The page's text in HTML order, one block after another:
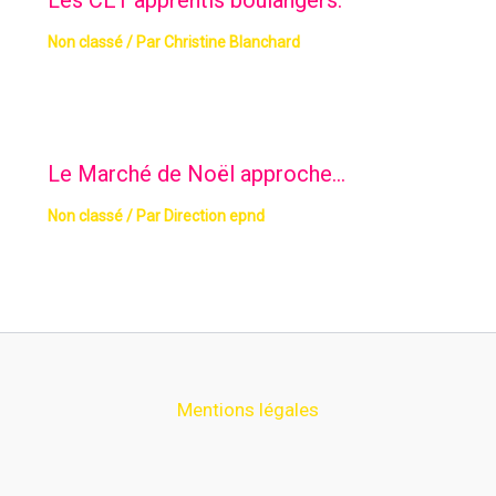
Non classé/ ParChristine Blanchard
Le Marché de Noël approche…
Non classé/ Par Direction epnd
Mentions légales